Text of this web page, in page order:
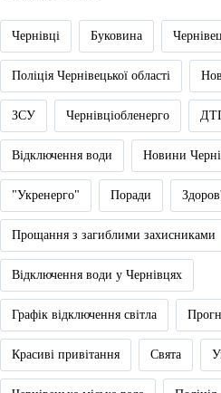
Чернівці Буковина
Поліція Чернівецької області
ЗСУ Чернівціобленерго
Відключення води Новини
"Укренерго" Поради
Прощання з загиблими захисниками
Відключення води у Чернівцях
Графік відключення світла
Красиві привітання Свята